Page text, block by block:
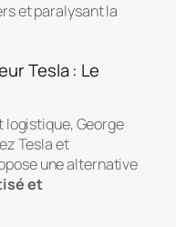
et paralysant la
Tesla : Le
George
Tesla et
une alternative
et